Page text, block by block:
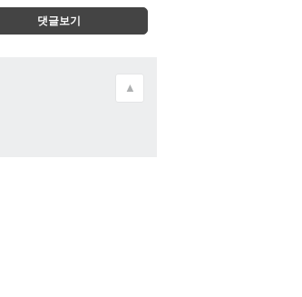
댓글보기
▲